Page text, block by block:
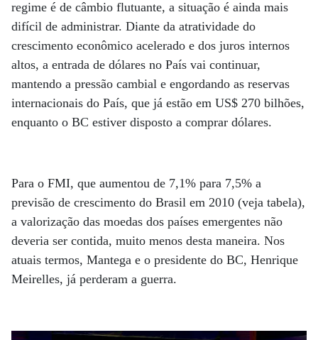
regime é de câmbio flutuante, a situação é ainda mais
difícil de administrar. Diante da atratividade do
crescimento econômico acelerado e dos juros internos
altos, a entrada de dólares no País vai continuar,
mantendo a pressão cambial e engordando as reservas
internacionais do País, que já estão em US$ 270 bilhões,
enquanto o BC estiver disposto a comprar dólares.
Para o FMI, que aumentou de 7,1% para 7,5% a
previsão de crescimento do Brasil em 2010 (veja tabela),
a valorização das moedas dos países emergentes não
deveria ser contida, muito menos desta maneira. Nos
atuais termos, Mantega e o presidente do BC, Henrique
Meirelles, já perderam a guerra.